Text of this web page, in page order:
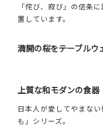
「侘び、寂び」の信条
置しています。
満開の桜をテーブルウ
上質な和モダンの食器
日本人が愛してやまな
も」シリーズ。